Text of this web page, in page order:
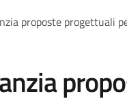
proposte progettuali